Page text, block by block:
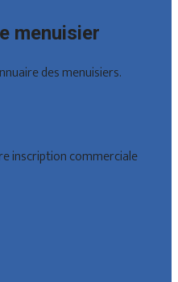
menuisier
des menuisiers.
inscription commerciale